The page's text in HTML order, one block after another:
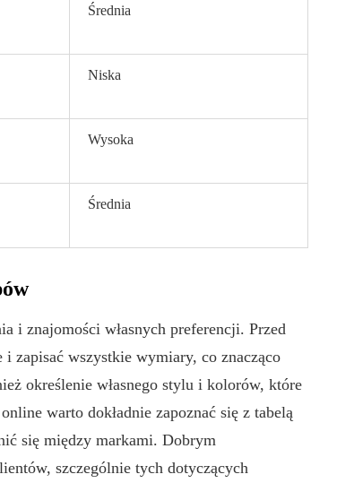
Średnia
Niska
Wysoka
Średnia
i znajomości własnych preferencji. Przed
zapisać wszystkie wymiary, co znacząco
określenie własnego stylu i kolorów, które
warto dokładnie zapoznać się z tabelą
się między markami. Dobrym
szczególnie tych dotyczących